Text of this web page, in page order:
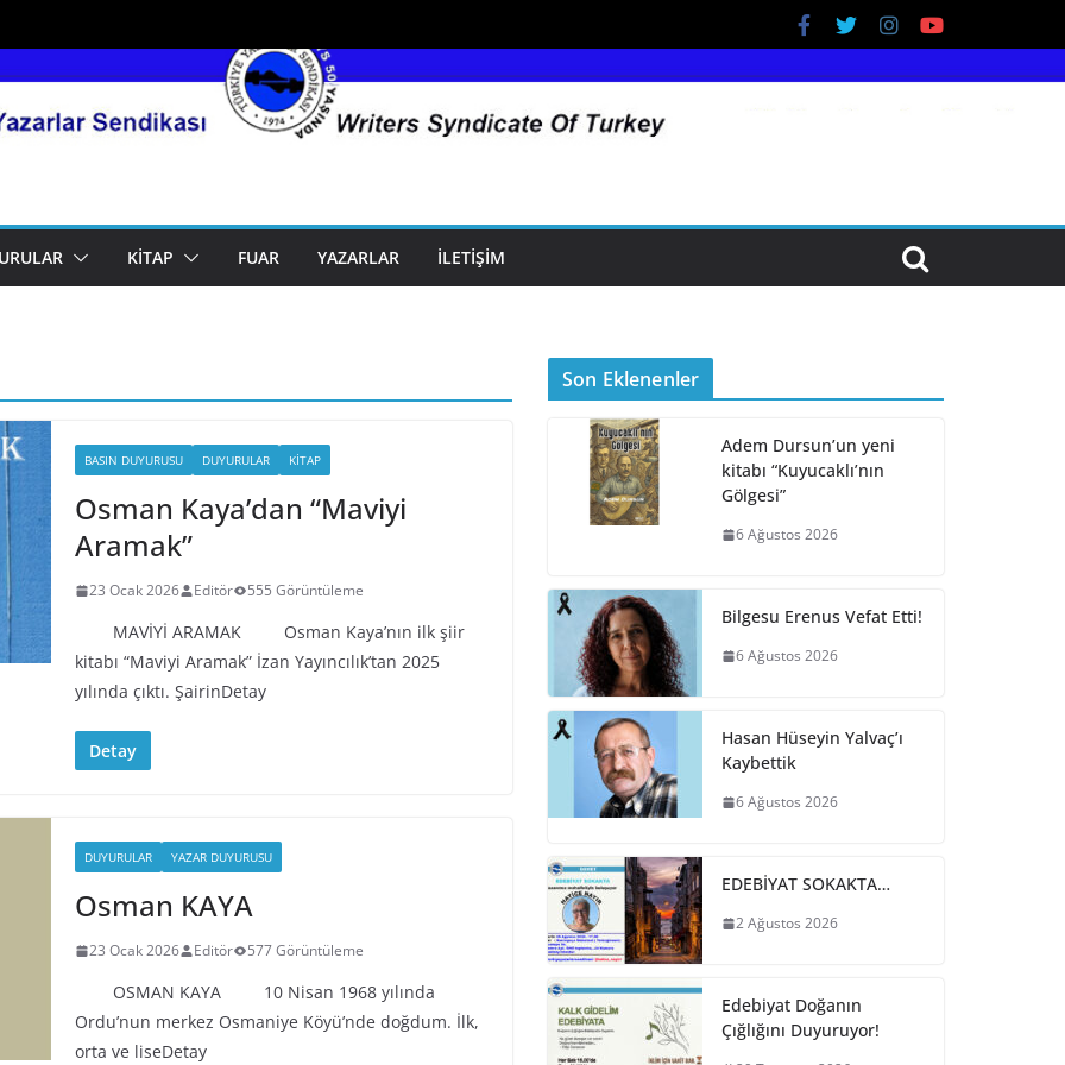
KITAP FUAR YAZARLAR İLETIŞIM
BASIN DUYURUSU DUYURULAR KITAP
Osman Kaya’dan “Maviyi
Aramak”
23 Ocak 2026 Editör 555 Görüntüleme
MAVİYİ ARAMAK Osman Kaya’nın ilk şiir
kitabı “Maviyi Aramak” İzan Yayıncılık’tan 2025
yılında çıktı. ŞairinDetay
Detay
DUYURULAR YAZAR DUYURUSU
Osman KAYA
23 Ocak 2026 Editör 577 Görüntüleme
OSMAN KAYA 10 Nisan 1968 yılında
Ordu’nun merkez Osmaniye Köyü’nde doğdum. İlk,
orta ve liseDetay
Son Eklenenler
Adem Dursun’un yeni
kitabı “Kuyucaklı’nın
Gölgesi”
6 Ağustos 2026
Bilgesu Erenus Vefat Etti!
6 Ağustos 2026
Hasan Hüseyin Yalvaç’ı
Kaybettik
6 Ağustos 2026
EDEBİYAT SOKAKTA…
2 Ağustos 2026
Edebiyat Doğanın
Çığlığını Duyuruyor!